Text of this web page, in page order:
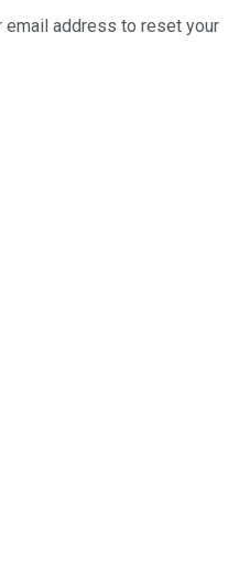
email address to reset your